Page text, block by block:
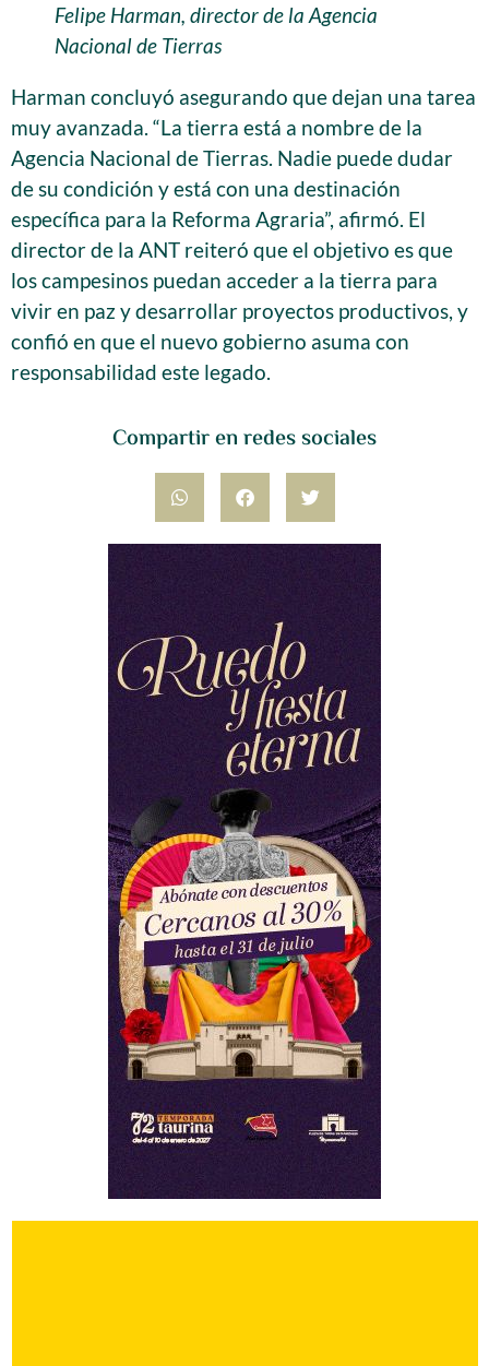
Compartir en redes sociales
Felipe Harman, director de la Agencia
Nacional de Tierras
Harman concluyó asegurando que dejan una tarea
muy avanzada. “La tierra está a nombre de la
Agencia Nacional de Tierras. Nadie puede dudar
de su condición y está con una destinación
específica para la Reforma Agraria”, afirmó. El
director de la ANT reiteró que el objetivo es que
los campesinos puedan acceder a la tierra para
vivir en paz y desarrollar proyectos productivos, y
confió en que el nuevo gobierno asuma con
responsabilidad este legado.